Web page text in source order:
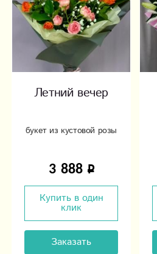
Летний вечер
букет из кустовой розы
3 888
Купить в один
клик
Заказать